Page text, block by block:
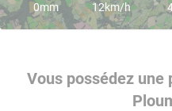
0mm 12km/h
Vous possédez une